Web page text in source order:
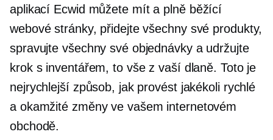
aplikací Ecwid můžete mít a plně běžící
webové stránky, přidejte všechny své produkty,
spravujte všechny své objednávky a udržujte
krok s inventářem, to vše z vaší dlaně. Toto je
nejrychlejší způsob, jak provést jakékoli rychlé
a okamžité změny ve vašem internetovém
obchodě.